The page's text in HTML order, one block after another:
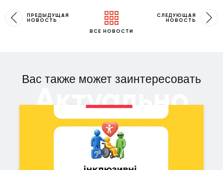
ПРЕДЫДУЩАЯ
НОВОСТЬ
ВСЕ НОВОСТИ
СЛЕДУЮЩАЯ
НОВОСТЬ
Вас также может заинтересовать
Актуально